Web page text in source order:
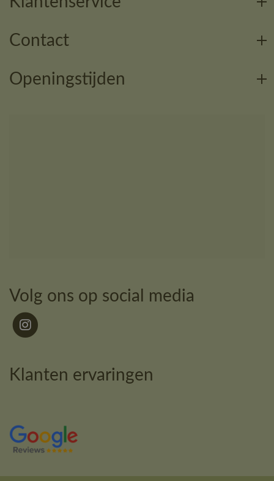
Contact
Openingstijden
Volg ons op social media
Klanten ervaringen